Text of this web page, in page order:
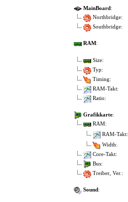
MainBoard:
Northbridge:
Southbridge:
RAM:
Size:
Typ:
Timing:
RAM-Takt:
Ratio:
Grafikkarte:
RAM:
RAM-Takt:
Width:
Core-Takt:
Bus:
Treiber, Ver.:
Sound: